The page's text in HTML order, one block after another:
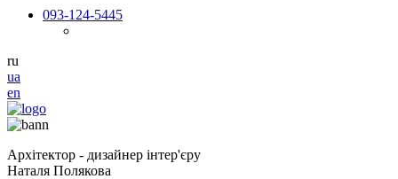
093-124-5445
ru
ua
en
Архітектор - дизайнер інтер'єру
Наталя Полякова